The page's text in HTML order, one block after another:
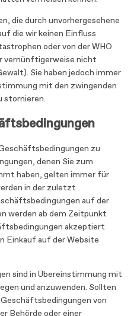
die durch unvorhergesehene
die wir keinen Einfluss
oder von der WHO
vernünftigerweise nicht
Sie haben jedoch immer
mit den zwingenden
stornieren.
zu
denen Sie zum
haben, gelten immer für
in der zuletzt
auf der
werden ab dem Zeitpunkt
akzeptiert
Einkauf auf der Website
sind in Übereinstimmung mit
und anzuwenden. Sollten
von
Behörde oder einer